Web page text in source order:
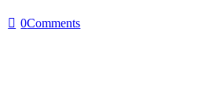
0Comments